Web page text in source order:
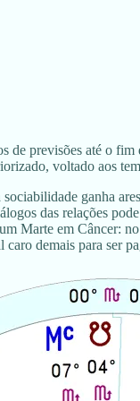
de previsões até o
voltado aos
ganha
das relações
Marte em Câncer:
demais para ser